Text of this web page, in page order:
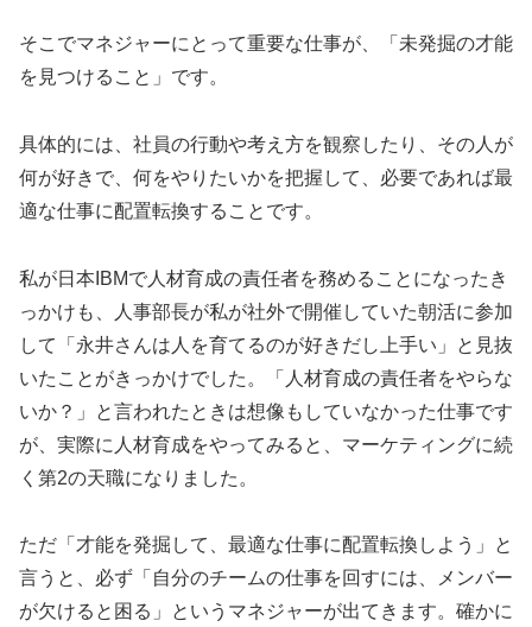
そこでマネジャーにとって重要な仕事が、「未発掘の才能
を見つけること」です。
具体的には、社員の行動や考え方を観察したり、その人が
何が好きで、何をやりたいかを把握して、必要であれば最
適な仕事に配置転換することです。
私が日本IBMで人材育成の責任者を務めることになったき
っかけも、人事部長が私が社外で開催していた朝活に参加
して「永井さんは人を育てるのが好きだし上手い」と見抜
いたことがきっかけでした。「人材育成の責任者をやらな
いか？」と言われたときは想像もしていなかった仕事です
が、実際に人材育成をやってみると、マーケティングに続
く第2の天職になりました。
ただ「才能を発掘して、最適な仕事に配置転換しよう」と
言うと、必ず「自分のチームの仕事を回すには、メンバー
が欠けると困る」というマネジャーが出てきます。確かに